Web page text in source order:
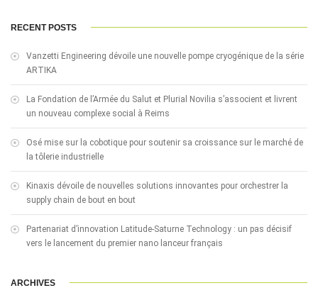
RECENT POSTS
Vanzetti Engineering dévoile une nouvelle pompe cryogénique de la série
ARTIKA
La Fondation de l’Armée du Salut et Plurial Novilia s’associent et livrent
un nouveau complexe social à Reims
Osé mise sur la cobotique pour soutenir sa croissance sur le marché de
la tôlerie industrielle
Kinaxis dévoile de nouvelles solutions innovantes pour orchestrer la
supply chain de bout en bout
Partenariat d’innovation Latitude-Saturne Technology : un pas décisif
vers le lancement du premier nano lanceur français
ARCHIVES